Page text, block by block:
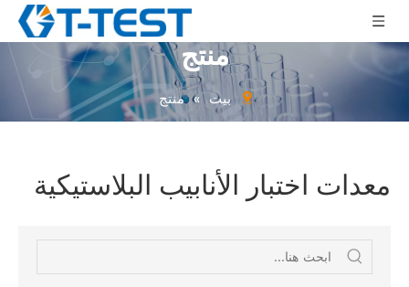
منتج
بيت » منتج
معدات اختبار الأنابيب البلاستيكية